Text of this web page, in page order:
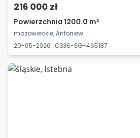
216 000 zł
Powierzchnia 1200.0 m²
mazowieckie, Antoniew
20-05-2026 · C336-SG-465187